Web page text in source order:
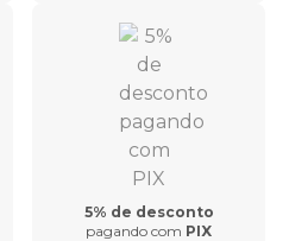
5% de desconto
pagando com PIX